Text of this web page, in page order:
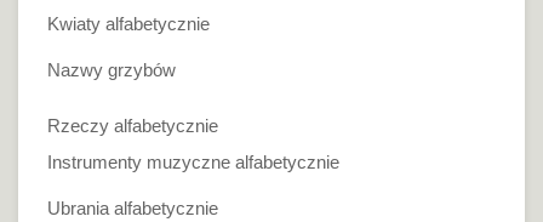
Kwiaty alfabetycznie
Nazwy grzybów
Rzeczy alfabetycznie
Instrumenty muzyczne alfabetycznie
Ubrania alfabetycznie